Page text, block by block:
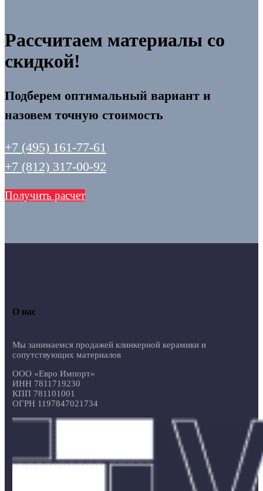
Рассчитаем материалы со
скидкой!
Подберем оптимальный вариант и
назовем точную стоимость
+7 (495) 161-77-61
+7 (812) 317-00-92
Получить расчет
О нас
Мы занимаемся продажей клинкерной керамики и
сопутствующих материалов
ООО «Евро Импорт»
ИНН 7811719230
КПП 781101001
ОГРН 1197847021734